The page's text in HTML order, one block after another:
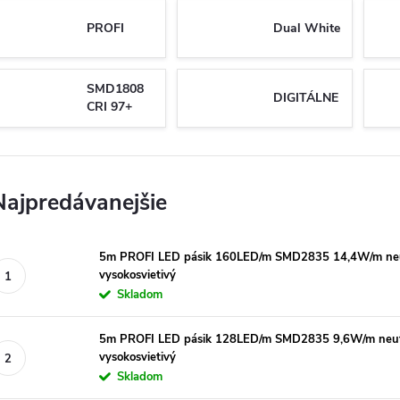
PROFI Dual White
SMD1808
CRI 97+
DIGITÁLNE
5m PROFI LED pásik 160LED/m SMD2835 14,4W/m
vysokosvietivý
Skladom
5m PROFI LED pásik 128LED/m SMD2835 9,6W/m
vysokosvietivý
Skladom